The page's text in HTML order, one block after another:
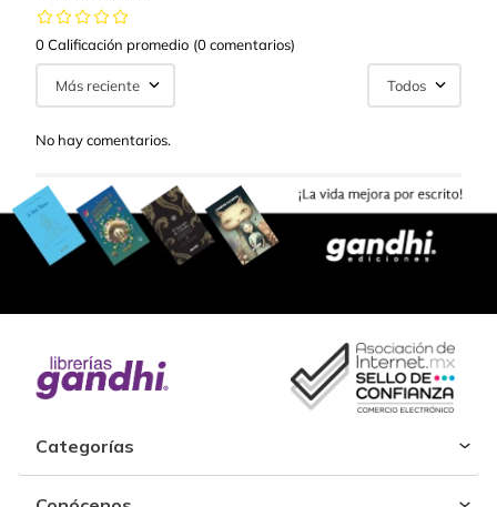
0 Calificación promedio (0 comentarios)
Más reciente Todos
No hay comentarios.
Categorías